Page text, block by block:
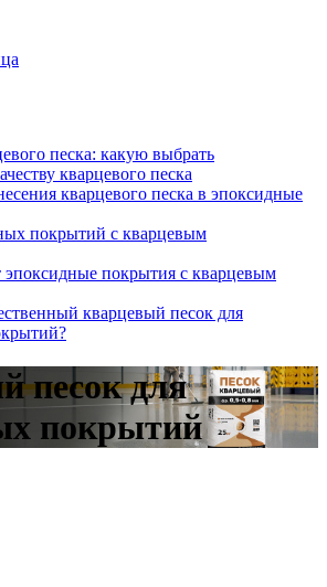
песка: какую выбрать
кварцевого песка
кварцевого песка в эпоксидные
покрытий с кварцевым
покрытия с кварцевым
кварцевый песок для
песок для
покрытий